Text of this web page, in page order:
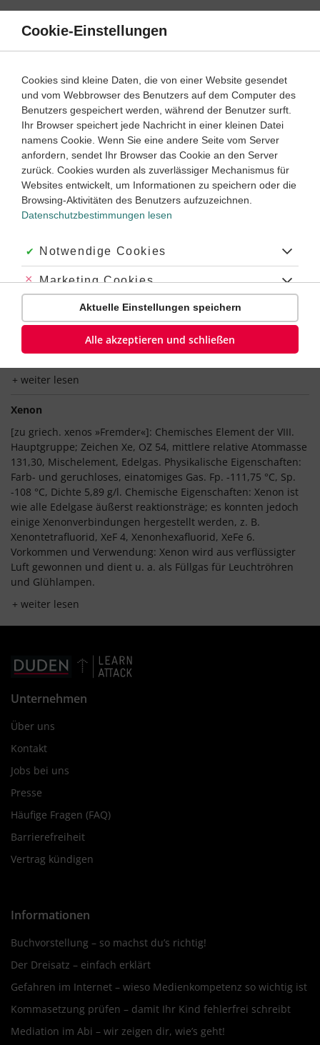
Direkt
Inhalt
Chemie Schülerlexikon
Biologie Chemie Deutsch Englisch
Französisch Geschichte Latein Mathematik
A B C D E F G
N
P
Anfangsbuchstabe
Xe (chemisches Element)
Zeichen für Xenon.
weiter lesen
Xenon
[zu griech. xenos »Fremder«]: Chemisches Element der VIII.
Hauptgruppe; Zeichen Xe, OZ 54, mittlere relative Atommasse
131,30, Mischelement, Edelgas. Physikalische Eigenschaften:
Farb- und geruchloses, einatomiges Gas. Fp. -111,75 °C, Sp.
-108 °C, Dichte 5,89 g/l. Chemische Eigenschaften: Xenon ist
wie alle Edelgase äußerst reaktionsträge; es konnten jedoch
einige Xenonverbindungen hergestellt werden, z. B.
Xenontetrafluorid, XeF 4, Xenonhexafluorid, XeFe 6.
Vorkommen und Verwendung: Xenon wird aus verflüssigter
Luft gewonnen und dient u. a. als Füllgas für Leuchtröhren
und Glühlampen.
weiter lesen
Unternehmen
Über uns
Kontakt
Jobs bei uns
Presse
Häufige Fragen (FAQ)
Barrierefreiheit
Vertrag kündigen
Informationen
Buchvorstellung – so machst du’s richtig!
Der Dreisatz – einfach erklärt
Gefahren im Internet – wieso Medienkompetenz so wichtig ist
Kommasetzung prüfen – damit Ihr Kind fehlerfrei schreibt
Mediation im Abi – wir zeigen dir, wie’s geht!
Cookie-Einstellungen
Cookies sind kleine Daten, die von einer Website gesendet
und vom Webbrowser des Benutzers auf dem Computer des
Benutzers gespeichert werden, während der Benutzer surft.
Ihr Browser speichert jede Nachricht in einer kleinen Datei
namens Cookie. Wenn Sie eine andere Seite vom Server
anfordern, sendet Ihr Browser das Cookie an den Server
zurück. Cookies wurden als zuverlässiger Mechanismus für
Websites entwickelt, um Informationen zu speichern oder die
Browsing-Aktivitäten des Benutzers aufzuzeichnen.
Datenschutzbestimmungen lesen
Akzeptiert:
Notwendige Cookies
Abgelehnt:
Marketing Cookies
Abgelehnt:
Personalisierungs-Cookies
Aktuelle Einstellungen speichern
Alle akzeptieren und schließen